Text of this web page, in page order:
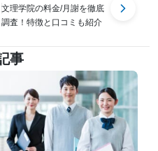
文理学院の料金/月謝を徹底
調査！特徴と口コミも紹介
事